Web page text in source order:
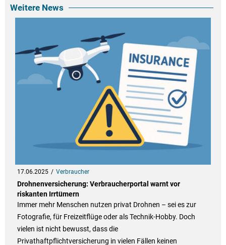
Weitere News
17.06.2025 Verbraucher
Drohnenversicherung: Verbraucherportal warnt vor
riskanten Irrtümern
Immer mehr Menschen nutzen privat Drohnen – sei es zur
Fotografie, für Freizeitflüge oder als Technik-Hobby. Doch
vielen ist nicht bewusst, dass die
Privathaftpflichtversicherung in vielen Fällen keinen